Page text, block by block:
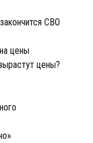
СВО
цены
цены?